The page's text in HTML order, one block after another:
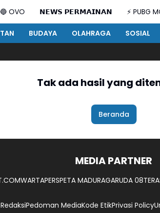
🔵 OVO 𝗡𝗘𝗪𝗦 𝗣𝗘𝗥𝗠𝗔𝗜𝗡𝗔𝗡 ⚡ PUBG
BUDAYA OLAHRAGA SOSIAL
Tak ada hasil yang
Beranda
MEDIA PARTNER
WARTAPERSPETA MADURAGARUDA 08
RedaksiPedoman MediaKode EtikPrivasi Policy